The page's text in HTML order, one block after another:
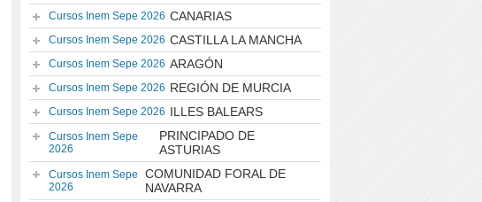
Cursos Inem Sepe 2026 CANARIAS
Cursos Inem Sepe 2026 CASTILLA LA MANCHA
Cursos Inem Sepe 2026 ARAGÓN
Cursos Inem Sepe 2026 REGIÓN DE MURCIA
Cursos Inem Sepe 2026 ILLES BALEARS
Cursos Inem Sepe
2026
PRINCIPADO DE
ASTURIAS
Cursos Inem Sepe
2026
COMUNIDAD FORAL DE
NAVARRA